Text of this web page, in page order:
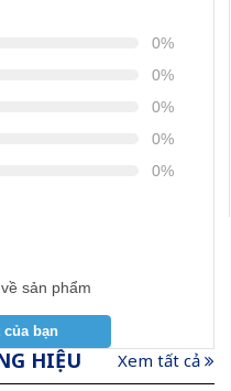
0%
0%
0%
0%
0%
sản phẩm
HIỆU Xem tất cả